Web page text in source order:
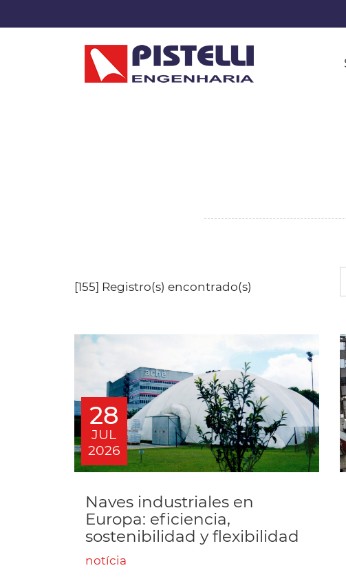
[155] Registro(s) encontrado(s)
28
JUL
2026
Naves industriales en
Europa: eficiencia,
sostenibilidad y flexibilidad
notícia